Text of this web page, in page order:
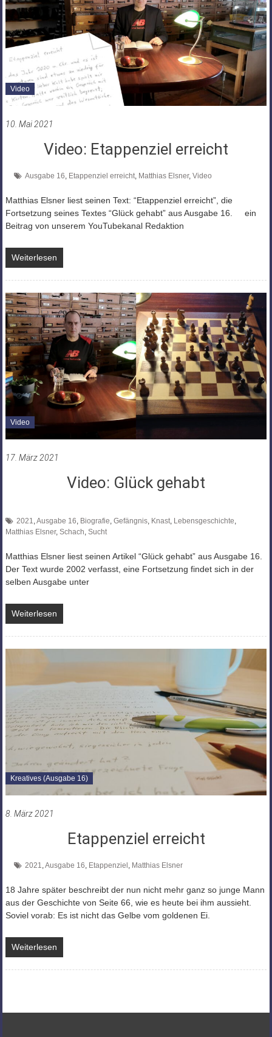
Video
10. Mai 2021
Video: Etappenziel erreicht
Ausgabe 16, Etappenziel erreicht, Matthias Elsner, Video
Matthias Elsner liest seinen Text: “Etappenziel erreicht”, die
Fortsetzung seines Textes “Glück gehabt” aus Ausgabe 16. ein
Beitrag von unserem YouTubekanal Redaktion
Weiterlesen
Video
17. März 2021
Video: Glück gehabt
2021,Ausgabe 16, Biografie, Gefängnis, Knast, Lebensgeschichte,
Matthias Elsner, Schach, Sucht
Matthias Elsner liest seinen Artikel “Glück gehabt” aus Ausgabe 16.
Der Text wurde 2002 verfasst, eine Fortsetzung findet sich in der
selben Ausgabe unter
Weiterlesen
Kreatives (Ausgabe 16)
8. März 2021
Etappenziel erreicht
2021 Ausgabe 16 Etappenziel Matthias Elsner
18 Jahre später beschreibt der nun nicht mehr ganz so junge Mann
aus der Geschichte von Seite 66, wie es heute bei ihm aussieht.
Soviel vorab: Es ist nicht das Gelbe vom goldenen Ei.
Weiterlesen